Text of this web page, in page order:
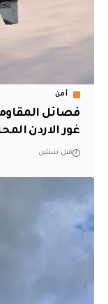
أمن
فصائل
غور الاردن
قبل سنتين